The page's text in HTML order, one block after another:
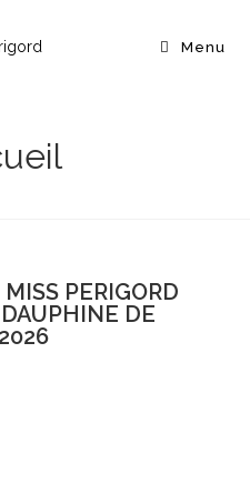
Menu
PERIGORD
DE